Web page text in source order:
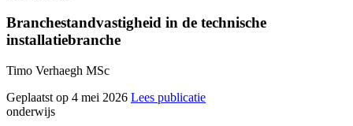
Branchestandvastigheid in de technische
installatiebranche
Timo Verhaegh MSc
Geplaatst op 4 mei 2026 Lees publicatie
onderwijs